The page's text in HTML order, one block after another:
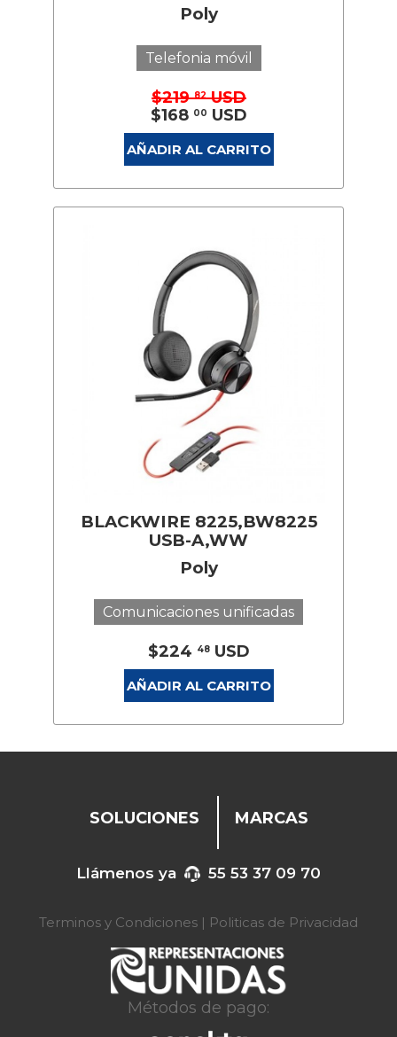
Poly
Telefonia móvil
$21982USD
$168 00 USD
AÑADIR AL CARRITO
BLACKWIRE 8225,BW8225
USB-A,WW
Poly
Comunicaciones unificadas
$224 48USD
AÑADIR AL CARRITO
SOLUCIONES MARCAS
Llámenos ya 55 53 37 09 70
Terminos y Condiciones | Politicas de Privacidad
Métodos de pago: